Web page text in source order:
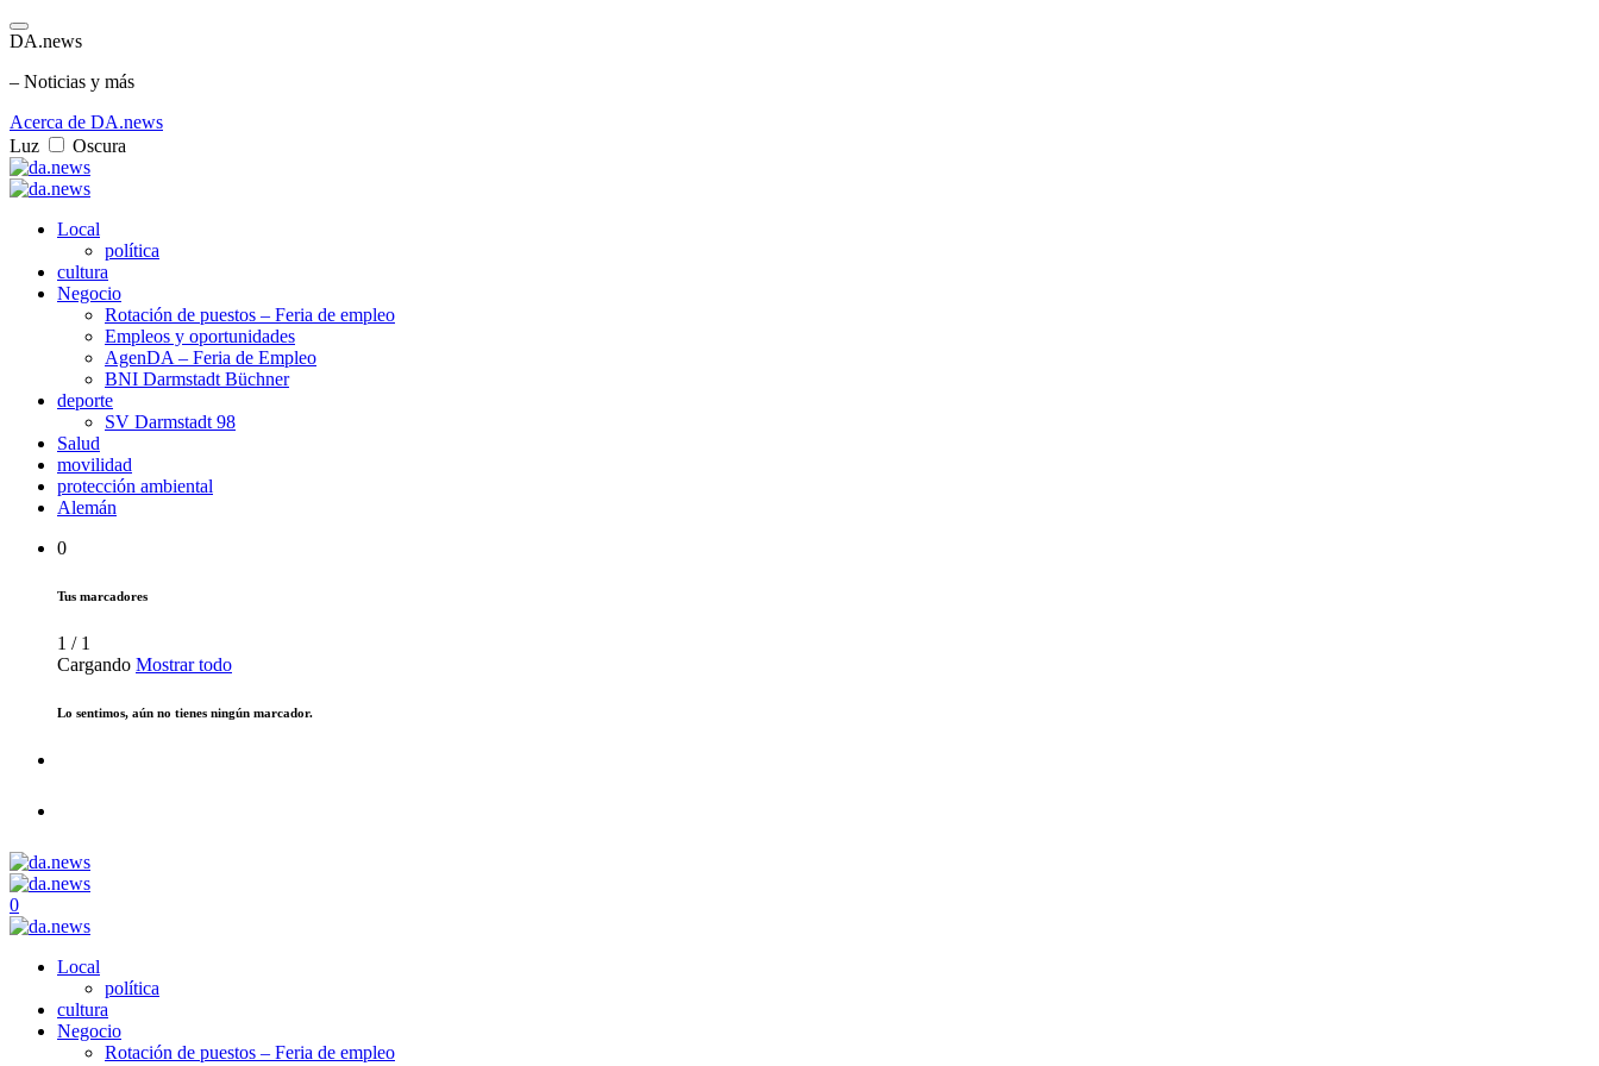
DA.news
– Noticias y más
Acerca de DA.news
Luz
Oscura
Local
política
cultura
Negocio
Rotación de puestos – Feria de empleo
Empleos y oportunidades
AgenDA – Feria de Empleo
BNI Darmstadt Büchner
deporte
SV Darmstadt 98
Salud
movilidad
protección ambiental
Alemán
0
Tus marcadores
1 / 1
Cargando Mostrar todo
Lo sentimos, aún no tienes ningún marcador.
0
Local
política
cultura
Negocio
Rotación de puestos – Feria de empleo